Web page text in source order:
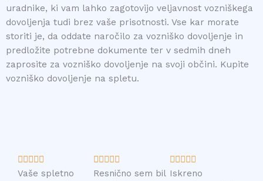
uradnike, ki vam lahko zagotovijo veljavnost vozniškega
dovoljenja tudi brez vaše prisotnosti. Vse kar morate
storiti je, da oddate naročilo za vozniško dovoljenje in
predložite potrebne dokumente ter v sedmih dneh
zaprosite za vozniško dovoljenje na svoji občini. Kupite
vozniško dovoljenje na spletu.
    
a
Vaše spletno
    
a
Resnično sem bil
    R
a
Iskreno